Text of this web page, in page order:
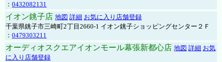
： 0432082131
イオン銚子店 地図 詳細 お気に入り店舗登録
千葉県銚子市三崎町2丁目2660-1 イオン銚子ショッピングセンター２Ｆ
： 0479303211
オーディオスクエアイオンモール幕張新都心店 地図 詳細 お気
に入り店舗登録